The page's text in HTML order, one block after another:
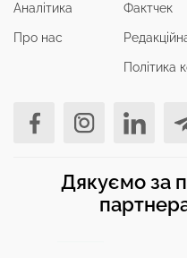
Аналітика
Про нас
Фактчек
Політика
Дякуємо за